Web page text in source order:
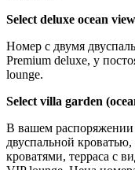
Select deluxe ocean view
Номер с двумя
Premium deluxe, у
loungе.
Select villa garden
В вашем распоряжении
двуспальной
кроватями, терраса с